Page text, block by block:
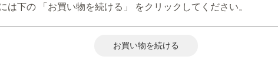
は下の 「お買い物を続ける」 をクリックしてください。